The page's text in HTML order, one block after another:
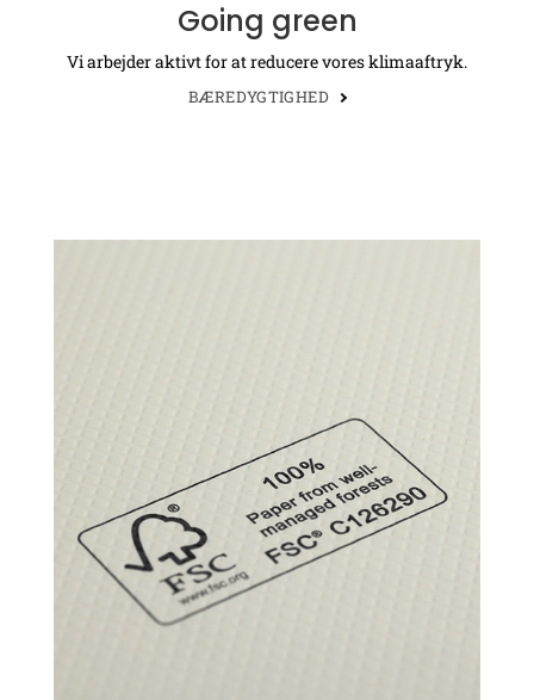
Going green
Vi arbejder aktivt for at reducere vores klimaaftryk.
BÆREDYGTIGHED